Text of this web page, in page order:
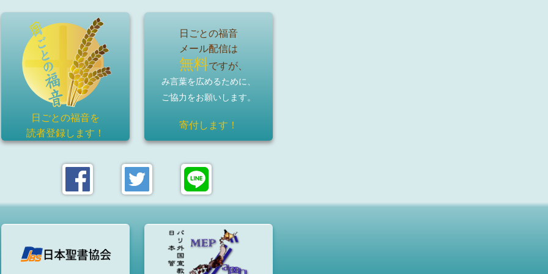
日ごとの福音を
読者登録します！
日ごとの福音
メール配信は
無料ですが、
み言葉を広めるために、
ご協力をお願いします。
寄付します！